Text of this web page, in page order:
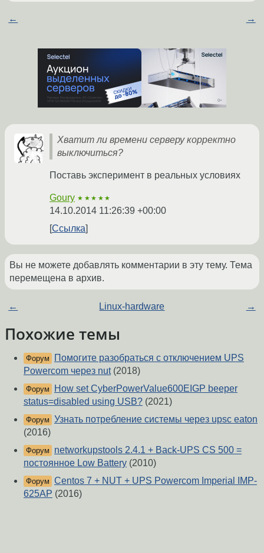
← →
Хватит ли времени серверу корректно
выключиться?
Поставь эксперимент в реальных условиях
Goury ★★★★★
14.10.2014 11:26:39 +00:00
Ссылка
Вы не можете добавлять комментарии в эту тему. Тема
перемещена в архив.
← Linux-hardware →
Похожие темы
Форум
Помогите разобраться с отключением UPS
Powercom через nut(2018)
Форум
How set CyberPowerValue600EIGP beeper
status=disabled using USB? (2021)
Форум Узнать потребление системы через upsc eaton
(2016)
Форум
networkupstools 2.4.1 + Back-UPS CS 500 =
постоянное Low Battery (2010)
Форум Centos 7 + NUT + UPS Powercom Imperial IMP-
625AP (2016)